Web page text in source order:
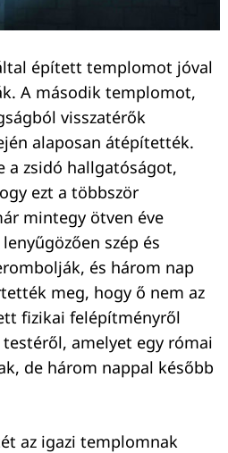
épített templomot jóval
A második templomot,
visszatérők
alaposan átépítették.
a zsidó hallgatóságot,
ezt a többször
mintegy ötven éve
szép és
és három nap
meg, hogy ő nem az
fizikai felépítményről
amelyet egy római
de három nappal később
az igazi templomnak